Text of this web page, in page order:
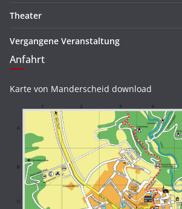
Theater
Vergangene Veranstaltung
Anfahrt
Karte von Manderscheid download